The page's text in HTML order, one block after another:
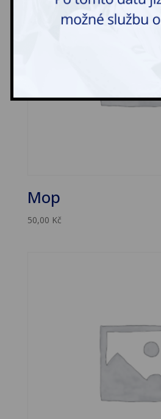
Mop
50,00 Kč